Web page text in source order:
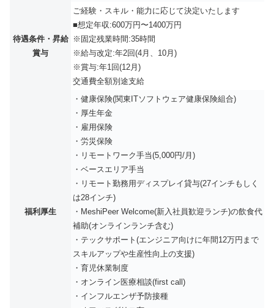
待遇条件・昇給
賞与
ご経験・スキル・能力に応じて決定いたします
■想定年収:600万円〜1400万円
※固定残業時間:35時間
※給与改定:年2回(4月、10月)
※賞与:年1回(12月)
交通費全額別途支給
福利厚生
・健康保険(関東ITソフトウェア健康保険組合)
・厚生年金
・雇用保険
・労災保険
・リモートワーク手当(5,000円/月)
・ベースエリア手当
・リモート勤務用ディスプレイ貸与(27インチもしく
は28インチ)
・MeshiPeer Welcome(新入社員歓迎ランチ)の飲食代
補助(オンラインランチ含む)
・テックサポート(エンジニア向けに年間12万円まで
スキルアップや生産性向上の支援)
・育児休業制度
・オンライン医療相談(first call)
・インフルエンザ予防接種